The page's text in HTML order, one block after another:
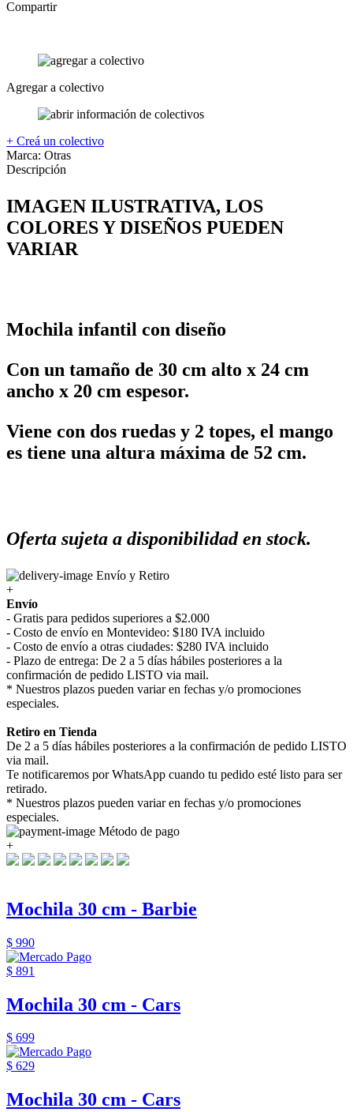
Compartir
Agregar a colectivo
+ Creá un colectivo
Marca: Otras
Descripción
IMAGEN ILUSTRATIVA, LOS
COLORES Y DISEÑOS PUEDEN
VARIAR
Mochila infantil con diseño
Con un tamaño de 30 cm alto x 24 cm
ancho x 20 cm espesor.
Viene con dos ruedas y 2 topes, el mango
es tiene una altura máxima de 52 cm.
Oferta sujeta a disponibilidad en stock.
Envío y Retiro
+
Envío
- Gratis para pedidos superiores a $2.000
- Costo de envío en Montevideo: $180 IVA incluido
- Costo de envío a otras ciudades: $280 IVA incluido
- Plazo de entrega: De 2 a 5 días hábiles posteriores a la
confirmación de pedido LISTO via mail.
* Nuestros plazos pueden variar en fechas y/o promociones
especiales.
Retiro en Tienda
De 2 a 5 días hábiles posteriores a la confirmación de pedido LISTO
via mail.
Te notificaremos por WhatsApp cuando tu pedido esté listo para ser
retirado.
* Nuestros plazos pueden variar en fechas y/o promociones
especiales.
Método de pago
+
Mochila 30 cm - Barbie
$ 990
$ 891
Mochila 30 cm - Cars
$ 699
$ 629
Mochila 30 cm - Cars